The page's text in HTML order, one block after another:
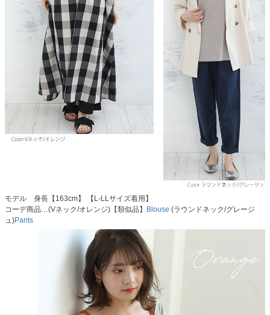
モデル 身長【163cm】 【L-LLサイズ着用】
コーデ商品…(Vネック/オレンジ)【類似品】
Blouse (ラウンドネック/グレージ
ュ)Pants